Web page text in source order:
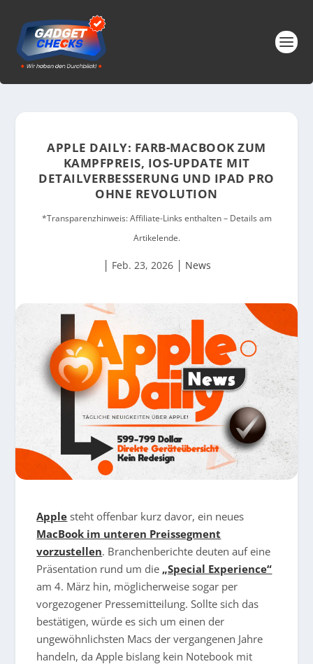
APPLE DAILY: FARB-MACBOOK ZUM
KAMPFPREIS, IOS-UPDATE MIT
DETAILVERBESSERUNG UND IPAD PRO
OHNE REVOLUTION
*Transparenzhinweis: Affiliate-Links enthalten – Details am
Artikelende.
| Feb. 23, 2026| News
Apple steht offenbar kurz davor, ein neues
MacBook im unteren Preissegment
vorzustellen. Branchenberichte deuten auf eine
Präsentation rund um die „Special Experience“
am 4. März hin, möglicherweise sogar per
vorgezogener Pressemitteilung. Sollte sich das
bestätigen, würde es sich um einen der
ungewöhnlichsten Macs der vergangenen Jahre
handeln, da Apple bislang kein Notebook mit